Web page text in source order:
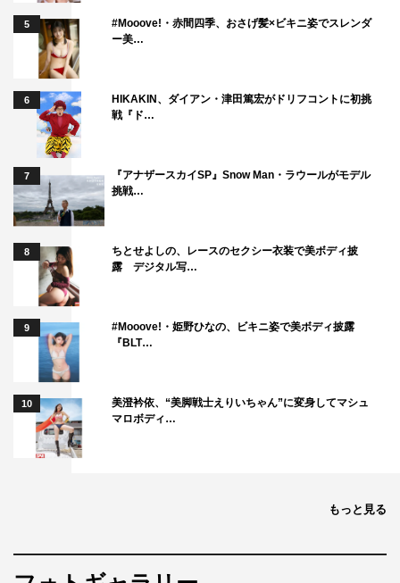
＜ストーリー＞
アマチュア麻雀界で全国二連覇を成し遂げ、プロ入りが期
待されている大学生の鉄壁保（矢本悠馬）は、雀荘ドラ道
楽で宝燈美（長澤茉里奈）、大介（高崎翔太）と共に、
日々麻雀の腕を磨いていた。三連覇の掛かる大会前日、そ
こにふらりと爆岡弾十郎と名乗る男（石田明）が現れる。
自らを天才と名乗り傲慢な態度で振る舞う爆岡に、宝燈美
と大介は鉄壁との勝負を持ち掛ける。相手の余剰牌を狙い
撃ちする「爆牌」を武器とする爆岡と、徹底した守備力
「爆守備」を武器とする鉄壁。運命に導かれるように出会
った二人は、己のプライドと人生を掛けぶつかり合う。
出演：石田明（NON STYLE） 矢本悠馬
長澤茉里奈 高崎翔太 永田彬／モロ師岡
原作：「ノーマーク爆牌党」片山まさゆき（竹書房刊）
脚本・監督：富澤昭文
製作：永森裕二
プロデューサー：石川博幸/笠木望
配給・宣伝：AMGエンタテインメント
5
#Mooove!・赤間四季、おさげ髪×ビキニ姿でスレンダ
ー美…
6
HIKAKIN、ダイアン・津田篤宏がドリフコントに初挑
戦『ド…
7
『アナザースカイSP』Snow Man・ラウールがモデル
挑戦…
8
ちとせよしの、レースのセクシー衣装で美ボディ披
露 デジタル写…
9
#Mooove!・姫野ひなの、ビキニ姿で美ボディ披露
『BLT…
10
美澄衿依、“美脚戦士えりいちゃん”に変身してマシュ
マロボディ…
もっと見る